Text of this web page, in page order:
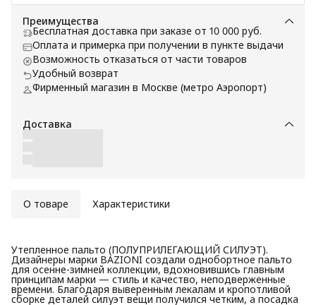
Преимущества
Бесплатная доставка при заказе от 10 000 руб.
Оплата и примерка при получении в пункте выдачи
Возможность отказаться от части товаров
Удобный возврат
Фирменный магазин в Москве (метро Аэропорт)
Доставка
О товаре Характеристики
Утепленное пальто (ПОЛУПРИЛЕГАЮЩИЙ СИЛУЭТ).
Дизайнеры марки BAZIONI создали однобортное пальто
для осенне-зимней коллекции, вдохновившись главным
принципам марки — стиль и качество, неподверженные
времени. Благодаря выверенным лекалам и кропотливой
сборке деталей силуэт вещи получился четким, а посадка